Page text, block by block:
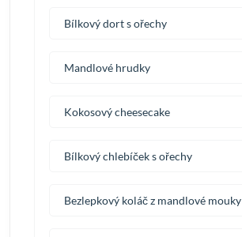
Bílkový dort s ořechy
Mandlové hrudky
Kokosový cheesecake
Bílkový chlebíček s ořechy
Bezlepkový koláč z mandlové mouky